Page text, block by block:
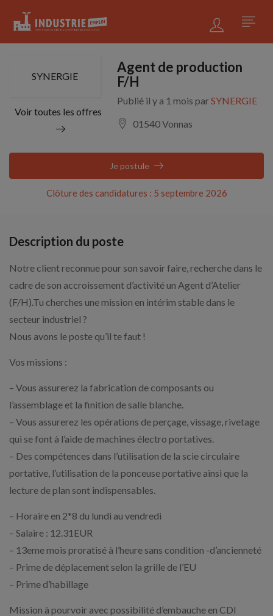
SYNERGIE
Voir toutes les offres
Agent de production
F/H
Publié il y a 1 mois parSYNERGIE
01540 Vonnas
Clôture des candidatures : 5 septembre 2026
Je postule
Description du poste
Notre client reconnue pour son savoir faire, recherche dans le
cadre de son accroissement d’activité un Agent d’Atelier
(F/H).Tu cherches une mission en intérim stable dans le
secteur industriel ?
Nous avons le poste qu’il te faut !
Vos missions :
– Vous assurerez la fabrication de composants ou
l’assemblage et la finition de salle blanche.
– Vous assurerez les opérations de perçage, vissage, rivetage
qui se font à l’aide de machines électro portatives.
– Des compétences dans l’utilisation de la scie circulaire
portative, l’utilisation de la ponceuse portative ainsi que la
lecture de plan sont indispensables.
– Horaire en 2*8 du lundi au vendredi
– Salaire : 12.31EUR
– 13eme mois proratisé à l’heure sans condition -d’ancienneté
– Prime de déplacement selon la grille de l’EU
– Prime d’habillage
Mission à pourvoir avec possibilité d’embauche en CDI